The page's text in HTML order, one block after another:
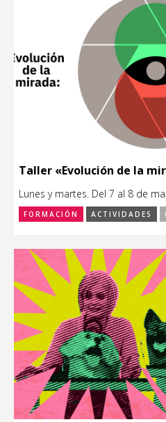
Taller «Evolución de la
Lunes y martes. Del 7 al 8 de
FORMACIÓN ACTIVIDADES